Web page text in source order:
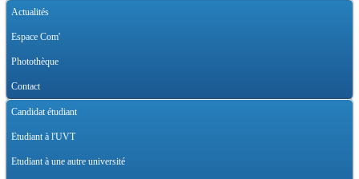
Actualités
Espace Com'
Photothèque
Contact
Candidat étudiant
Etudiant à l'UVT
Etudiant à une autre université